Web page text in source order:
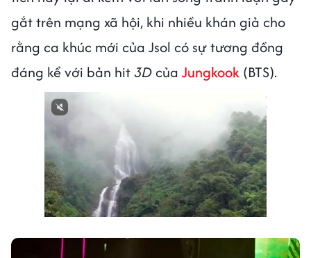
gắt trên mạng xã hội, khi nhiều khán giả cho
rằng ca khúc mới của Jsol có sự tương đồng
đáng kể với bản hit3Dcủa Jungkook (BTS).
Next video in 1 Cancel